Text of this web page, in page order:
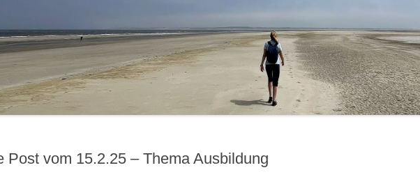
Post vom 15.2.25 – Thema Ausbildung